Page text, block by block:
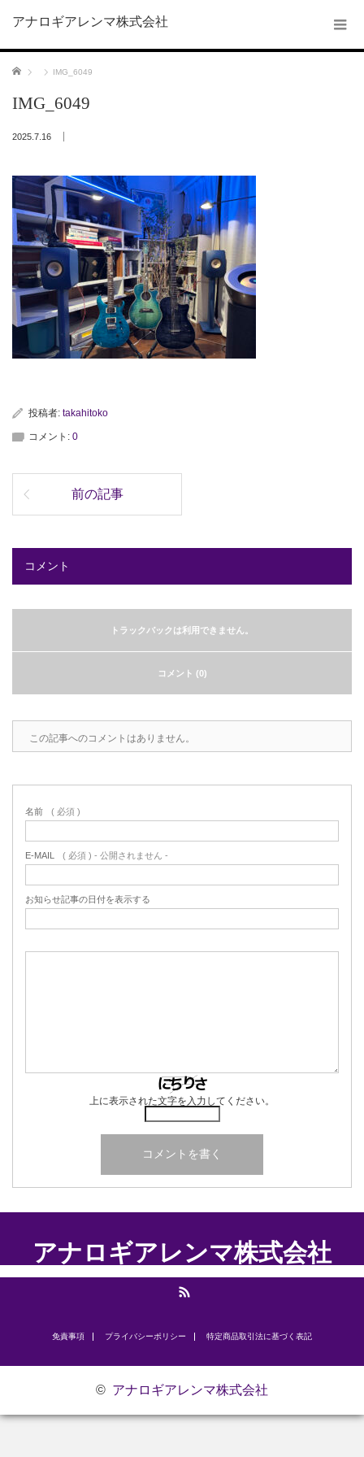
アナロギアレンマ株式会社
ホーム IMG_6049
IMG_6049
2025.7.16
投稿者: takahitoko
コメント: 0
前の記事
コメント
トラックバックは利用できません。
コメント (0)
この記事へのコメントはありません。
名前 ( 必須 )
E-MAIL ( 必須 ) - 公開されません -
お知らせ記事の日付を表示する
上に表示された文字を入力してください。
アナロギアレンマ株式会社
免責事項 プライバシーポリシー ​特定商品取引法に基づく表記
© アナロギアレンマ株式会社